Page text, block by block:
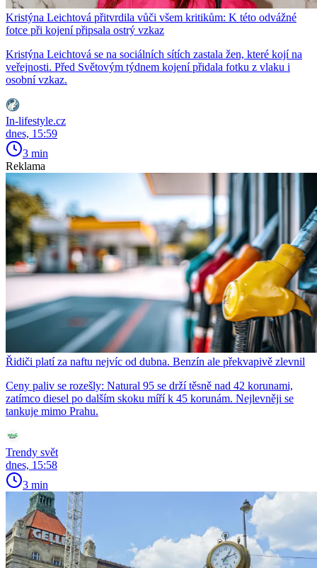
Kristýna Leichtová přitvrdila vůči všem kritikům: K této odvážné
fotce při kojení připsala ostrý vzkaz
Kristýna Leichtová se na sociálních sítích zastala žen, které kojí na
veřejnosti. Před Světovým týdnem kojení přidala fotku z vlaku i
osobní vzkaz.
In-lifestyle.cz
dnes, 15:59
3 min
Reklama
Řidiči platí za naftu nejvíc od dubna. Benzín ale překvapivě zlevnil
Ceny paliv se rozešly: Natural 95 se drží těsně nad 42 korunami,
zatímco diesel po dalším skoku míří k 45 korunám. Nejlevněji se
tankuje mimo Prahu.
Trendy svět
dnes, 15:58
3 min